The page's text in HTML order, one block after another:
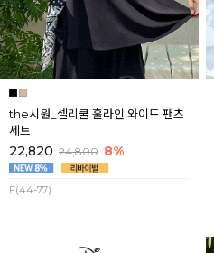
the시원_셀리쿨 훌라인 와이드 팬츠
세트
22,820 24,800 8%
F(44-77)